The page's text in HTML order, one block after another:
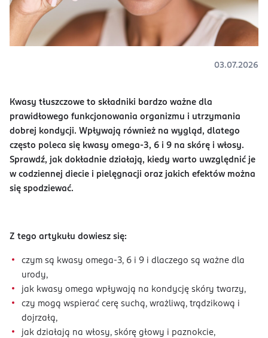
03.07.2026
Kwasy tłuszczowe to składniki bardzo ważne dla
prawidłowego funkcjonowania organizmu i utrzymania
dobrej kondycji. Wpływają również na wygląd, dlatego
często poleca się kwasy omega-3, 6 i 9 na skórę i włosy.
Sprawdź, jak dokładnie działają, kiedy warto uwzględnić je
w codziennej diecie i pielęgnacji oraz jakich efektów można
się spodziewać.
Z tego artykułu dowiesz się:
czym są kwasy omega-3, 6 i 9 i dlaczego są ważne dla
urody,
jak kwasy omega wpływają na kondycję skóry twarzy,
czy mogą wspierać cerę suchą, wrażliwą, trądzikową i
dojrzałą,
jak działają na włosy, skórę głowy i paznokcie,